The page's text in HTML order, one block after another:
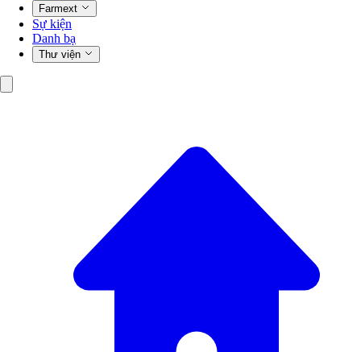
Farmext
Sự kiện
Danh bạ
Thư viện